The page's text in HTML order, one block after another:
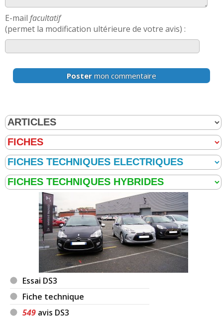
E-mail facultatif
(permet la modification ultérieure de votre avis) :
Poster mon commentaire
Essai DS3
Fiche technique
549 avis DS3